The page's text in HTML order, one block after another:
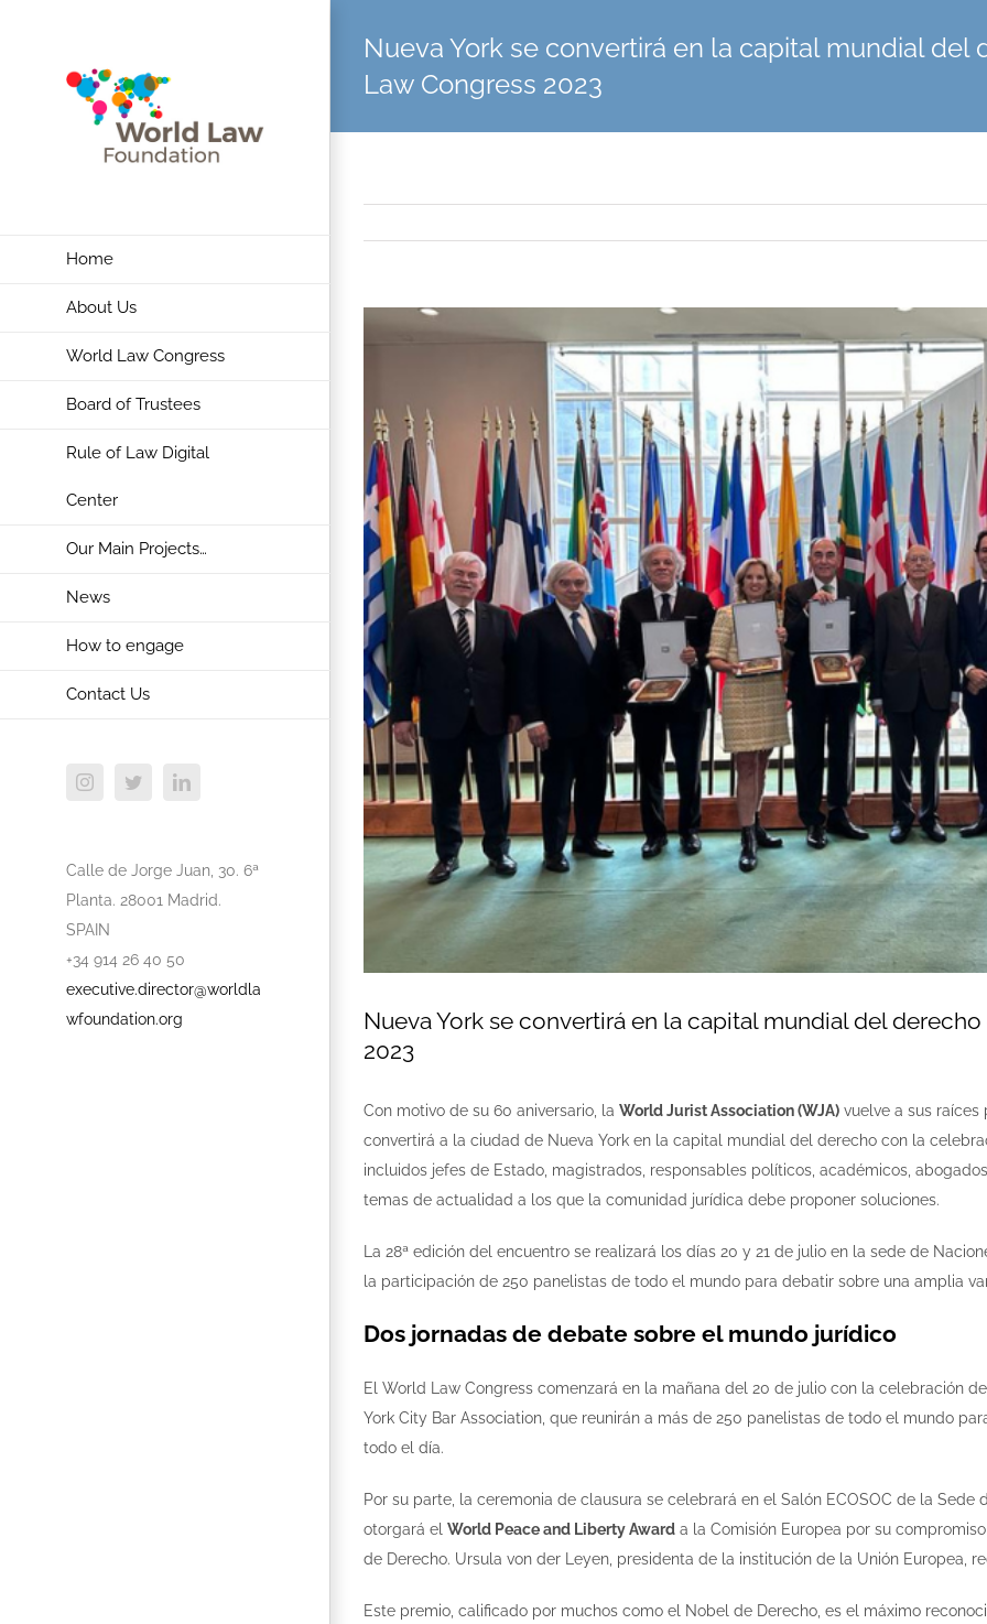
Home
About Us
World Law Congress
Board of Trustees
Rule of Law Digital
Center
Our Main Projects…
News
How to engage
Contact Us
InstagramTwitterLinkedIn
Calle de Jorge Juan, 30. 6ª
Planta. 28001 Madrid.
SPAIN
+34 914 26 40 50
executive.director@worldla
wfoundation.org
Nueva York se convertirá en la capital mundial
Law Congress 2023
Nueva York se convertirá en la capital mundial del
2023
Con motivo de su 60 aniversario, la World Jurist Association (WJA) vuelve a sus
convertirá a la ciudad de Nueva York en la capital mundial del derecho con la
incluidos jefes de Estado, magistrados, responsables políticos, académicos,
temas de actualidad a los que la comunidad jurídica debe proponer soluciones.
La 28ª edición del encuentro se realizará los días 20 y 21 de julio en la sede de
la participación de 250 panelistas de todo el mundo para debatir sobre una amplia
Dos jornadas de debate sobre el mundo jurídico
El World Law Congress comenzará en la mañana del 20 de julio con la celebración
York City Bar Association, que reunirán a más de 250 panelistas de todo el mundo
todo el día.
Por su parte, la ceremonia de clausura se celebrará en el Salón ECOSOC de la Sede
otorgará el World Peace and Liberty Award a la Comisión Europea por su
de Derecho. Ursula von der Leyen, presidenta de la institución de la Unión Europea,
Este premio, calificado por muchos como el Nobel de Derecho, es el máximo